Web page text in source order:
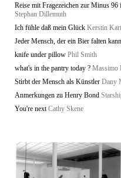
Reise mit Fragezeichen zur Minus
Stephan Dillemuth
Ich fühle daß mein Glück Kerstin
Jeder Mensch, der ein Bier falten
knife under pillow Phil Smith
what's in the pantry today ? Massimo
Stirbt der Mensch als Künstler Dany
Anmerkungen zu Henry Bond
You're next Cathy Skene